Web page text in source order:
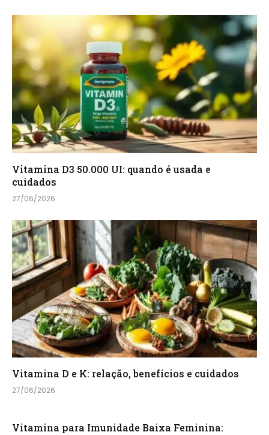
Vitamina D3 50.000 UI: quando é usada e
cuidados
27/06/2026
Vitamina D e K: relação, benefícios e cuidados
27/06/2026
Vitamina para Imunidade Baixa Feminina: